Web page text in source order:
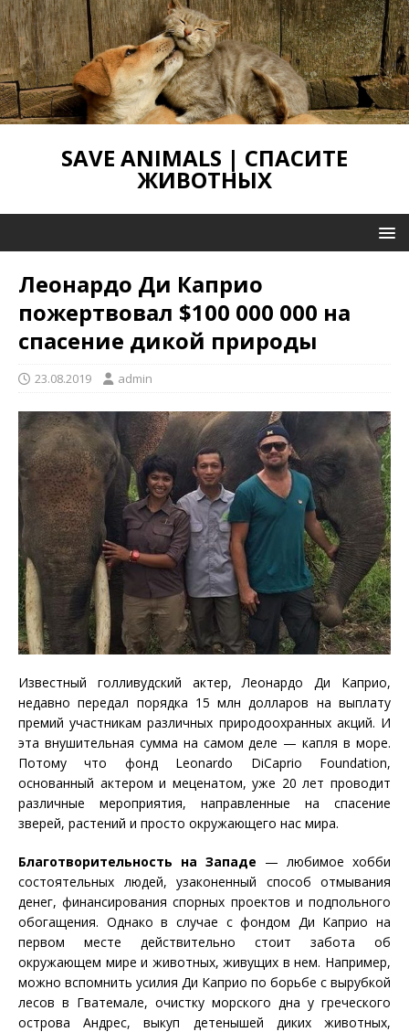
SAVE ANIMALS | СПАСИТЕ
ЖИВОТНЫХ
Леонардо Ди Каприо
пожертвовал $100 000 000 на
спасение дикой природы
23.08.2019 admin
Известный голливудский актер, Леонардо Ди Каприо,
недавно передал порядка 15 млн долларов на выплату
премий участникам различных природоохранных акций. И
эта внушительная сумма на самом деле — капля в море.
Потому что фонд Leonardo DiCaprio Foundation,
основанный актером и меценатом, уже 20 лет проводит
различные мероприятия, направленные на спасение
зверей, растений и просто окружающего нас мира.
Благотворительность на Западе — любимое хобби
состоятельных людей, узаконенный способ отмывания
денег, финансирования спорных проектов и подпольного
обогащения. Однако в случае с фондом Ди Каприо на
первом месте действительно стоит забота об
окружающем мире и животных, живущих в нем. Например,
можно вспомнить усилия Ди Каприо по борьбе с вырубкой
лесов в Гватемале, очистку морского дна у греческого
острова Андрес, выкуп детенышей диких животных,